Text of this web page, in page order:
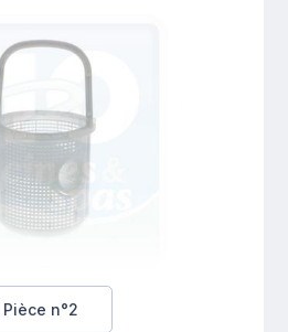
Pièce n°2